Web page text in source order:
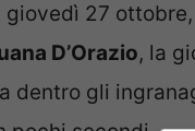
27
D’Orazio, la
dentro gli